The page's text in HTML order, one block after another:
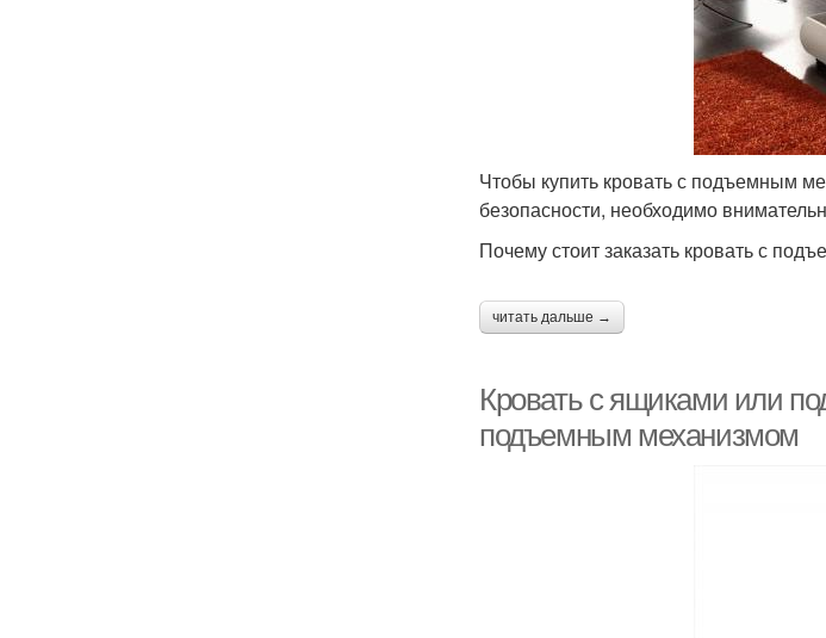
Чтобы купить кровать с подъемным
безопасности, необходимо
Почему стоит заказать кровать с
читать дальше →
Кровать с ящиками или
подъемным механизмом